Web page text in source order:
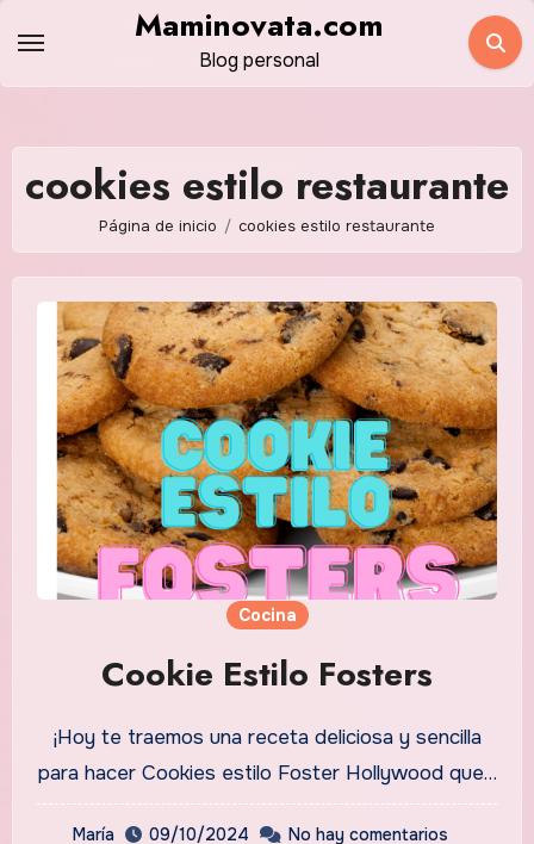
contenido
Maminovata.com
Blog personal
cookies estilo restaurante
Página de inicio cookies estilo restaurante
Cocina
Cookie Estilo Fosters
¡Hoy te traemos una receta deliciosa y sencilla
para hacer Cookies estilo Foster Hollywood que…
María 09/10/2024 No hay comentarios